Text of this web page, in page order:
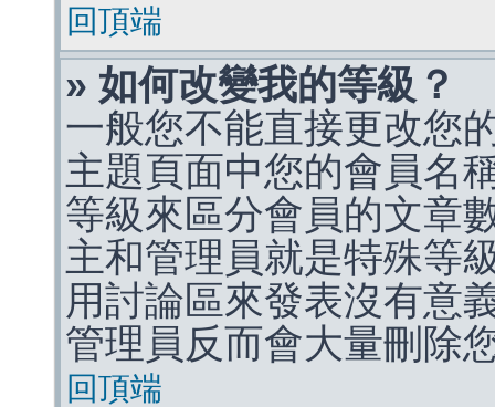
回頂端
» 如何改變我的等級？
一般您不能直接更改您
主題頁面中您的會員名
等級來區分會員的文章
主和管理員就是特殊等
用討論區來發表沒有意
管理員反而會大量刪除
回頂端